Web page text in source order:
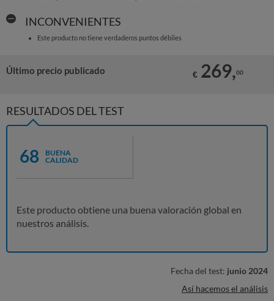
INCONVENIENTES
Este producto no tiene verdaderos puntos débiles
Último precio publicado € 269,00
RESULTADOS DEL TEST
68
BUENA
CALIDAD
Este producto obtiene una buena valoración global en
nuestros análisis.
Fecha del test: junio 2024
Así hacemos el análisis